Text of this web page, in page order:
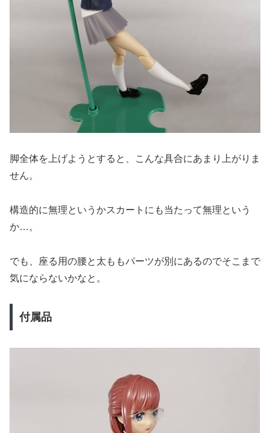
脚全体を上げようとすると、こんな具合にあまり上がりま
せん。
構造的に無理というかスカートにも当たって無理という
か…。
でも、座る用の腰と太ももパーツが別にあるのでそこまで
気にならないかなと。
付属品